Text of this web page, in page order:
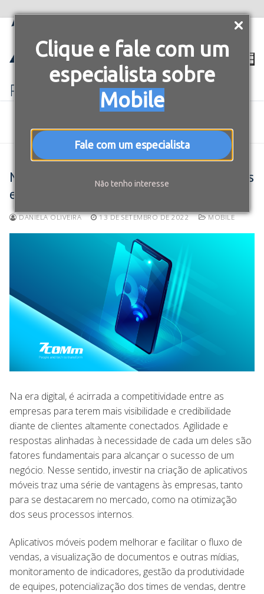
Clique e fale com um
especialista sobre
Mobile
Fale com um especialista
Não tenho interesse
MOBILE
MELHOR TECNOLOGIA
Mobile: invista na criação de aplicativos
e escolha a melhor tecnologia
DANIELA OLIVEIRA 13 DE SETEMBRO DE 2022 MOBILE
Na era digital, é acirrada a competitividade entre as
empresas para terem mais visibilidade e credibilidade
diante de clientes altamente conectados. Agilidade e
respostas alinhadas à necessidade de cada um deles são
fatores fundamentais para alcançar o sucesso de um
negócio. Nesse sentido, investir na criação de aplicativos
móveis traz uma série de vantagens às empresas, tanto
para se destacarem no mercado, como na otimização
dos seus processos internos.
Aplicativos móveis podem melhorar e facilitar o fluxo de
vendas, a visualização de documentos e outras mídias,
monitoramento de indicadores, gestão da produtividade
de equipes, potencialização dos times de vendas, dentre